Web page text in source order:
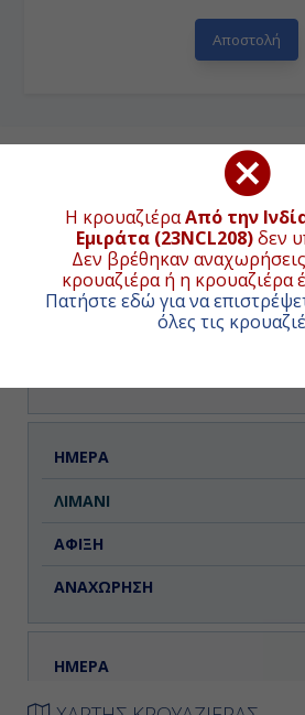
Η κρουαζιέραΑπό την
Εμιράτα (23NCL208)δεν
Δεν βρέθηκαν
κρουαζιέρα ή η κρουαζιέρα
Πατήστε εδώ για να
όλες τις
ΠΡΟΓΡΑΜΜΑ ΚΡΟΥΑΖΙΕΡΑΣ
ΗΜΕΡΑ ΛΙΜΑΝΙ ΑΦΙΞΗ
Νιου